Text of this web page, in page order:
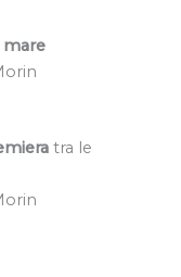
mare
tra le